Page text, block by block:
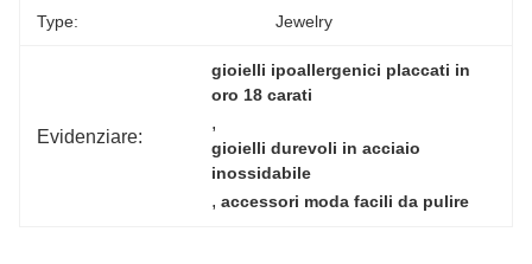
Type: Jewelry
Evidenziare:
gioielli ipoallergenici placcati in
oro 18 carati
,
gioielli durevoli in acciaio
inossidabile
, accessori moda facili da pulire